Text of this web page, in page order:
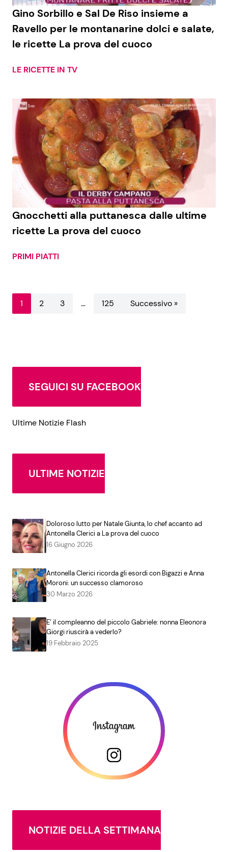
Gino Sorbillo e Sal De Riso insieme a
Ravello per le montanarine dolci e salate,
le ricette La prova del cuoco
LE RICETTE IN TV
Gnocchetti alla puttanesca dalle ultime
ricette La prova del cuoco
PRIMI PIATTI
1 2 3 … 125 Successivo »
SEGUICI SU FACEBOOK
Ultime Notizie Flash
ULTIME NOTIZIE
Doloroso lutto per Natale Giunta, lo chef accanto ad
Antonella Clerici a La prova del cuoco
16 Giugno 2026
Antonella Clerici ricorda gli esordi con Bigazzi e Anna
Moroni: un successo clamoroso
30 Marzo 2026
E’ il compleanno del piccolo Gabriele: nonna Eleonora
Giorgi riuscirà a vederlo?
19 Febbraio 2025
NOTIZIE DELLA SETTIMANA